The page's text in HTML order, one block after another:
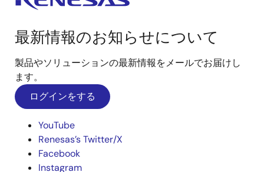
最新情報のお知らせについて
製品やソリューションの最新情報をメールでお届けし
ます。
ログインをする
YouTube
Renesas’s Twitter/X
Facebook
Instagram